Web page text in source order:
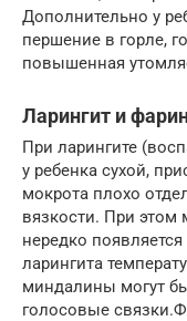
Дополнительно у
першение в горле,
повышенная
Ларингит и
При ларингите
у ребенка сухой,
мокрота плохо
вязкости. При этом
нередко
ларингита
миндалины могут
голосовые